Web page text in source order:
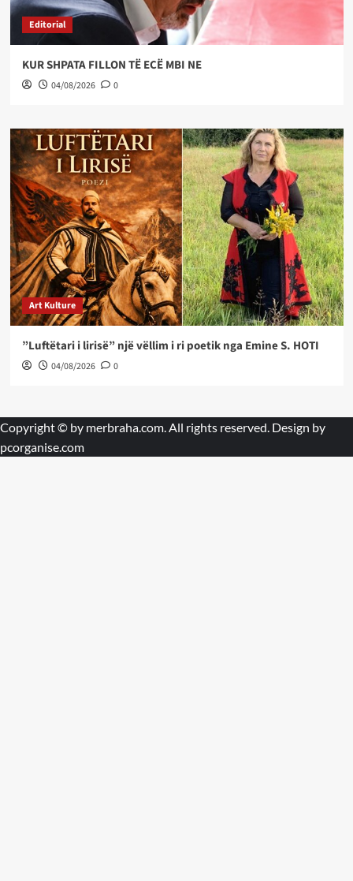
Editorial
KUR SHPATA FILLON TË ECË MBI NE
04/08/2026 0
Art Kulture
”Luftëtari i lirisë” një vëllim i ri poetik nga Emine S. HOTI
04/08/2026 0
Copyright © by merbraha.com. All rights reserved. Design by
pcorganise.com